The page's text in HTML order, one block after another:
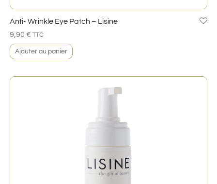
Anti- Wrinkle Eye Patch – Lisine
9,90 € TTC
Ajouter au panier